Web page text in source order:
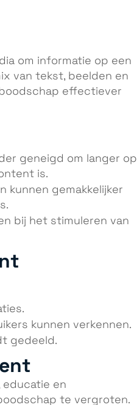
om informatie op een
van tekst, beelden en
effectiever
geneigd om langer op
is.
kunnen gemakkelijker
bij het stimuleren van
kunnen verkennen.
gedeeld.
educatie en
te vergroten.